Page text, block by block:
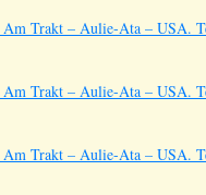
Trakt – Aulie-Ata – USA.
Trakt – Aulie-Ata – USA.
Trakt – Aulie-Ata – USA.